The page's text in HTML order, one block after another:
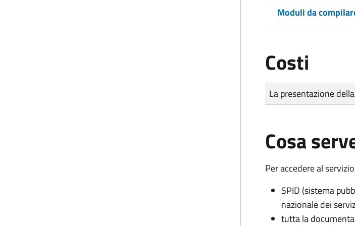
Moduli da
Costi
Tipo di pagamento
Importo
La presentazione
Cosa
Per accedere al
SPID (sistema
nazionale dei
tutta la